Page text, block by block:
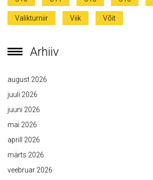
Valikturniir Viik Võit
Arhiiv
august 2026
juuli 2026
juuni 2026
mai 2026
aprill 2026
märts 2026
veebruar 2026